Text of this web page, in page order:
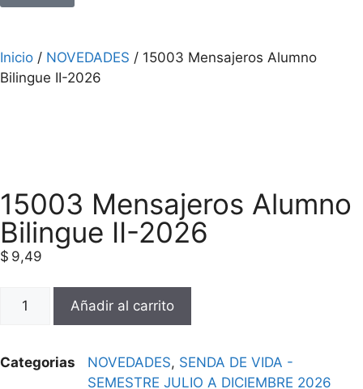
Inicio / NOVEDADES / 15003 Mensajeros Alumno
Bilingue II-2026
15003 Mensajeros Alumno
Bilingue II-2026
$ 9,49
Añadir al carrito
Categorias NOVEDADES, SENDA DE VIDA -
SEMESTRE JULIO A DICIEMBRE 2026